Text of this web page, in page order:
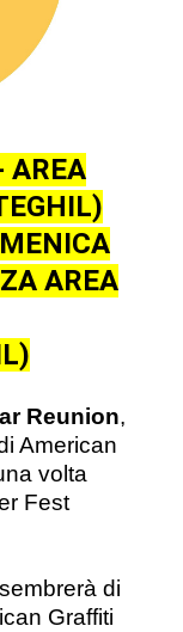
AREA
AREA
Reunion,
American
volta
Fest
di
Graffiti